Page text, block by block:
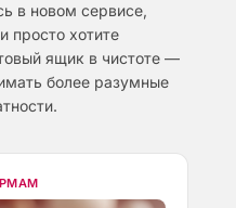
в новом сервисе,
просто хотите
ящик в чистоте —
более разумные